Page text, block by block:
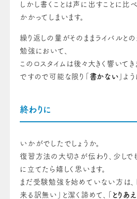
しかし書くことは声に出すことに比
かかってしまいます。
繰り返しの量がそのままライバルと
勉強において、
このロスタイムは後々大きく響いてきま
ですので可能な限り「 書かない 」よ
終わりに
いかがでしたでしょうか。
復習方法の大切さが伝わり、少しで
に立てたら嬉しく思います。
まだ受験勉強を始めていない方は
来る訳無い」と潔く諦めて、「
とりあ